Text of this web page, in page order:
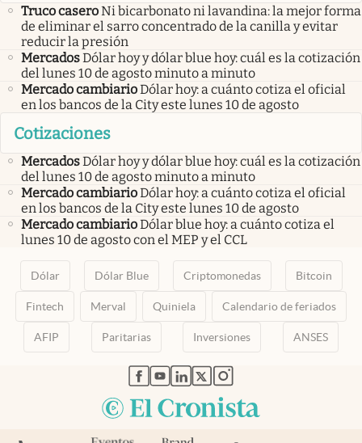
Truco caseroNi bicarbonato ni lavandina: la mejor forma
de eliminar el sarro concentrado de la canilla y evitar
reducir la presión
MercadosDólar hoy y dólar blue hoy: cuál es la cotización
del lunes 10 de agosto minuto a minuto
Mercado cambiarioDólar hoy: a cuánto cotiza el oficial
en los bancos de la City este lunes 10 de agosto
Cotizaciones
MercadosDólar hoy y dólar blue hoy: cuál es la cotización
del lunes 10 de agosto minuto a minuto
Mercado cambiarioDólar hoy: a cuánto cotiza el oficial
en los bancos de la City este lunes 10 de agosto
Mercado cambiarioDólar blue hoy: a cuánto cotiza el
lunes 10 de agosto con el MEP y el CCL
Dólar Dólar Blue Criptomonedas Bitcoin
Fintech Merval Quiniela Calendario de feriados
AFIP Paritarias Inversiones ANSES
abre en nueva pestaña
abre en nueva pestaña
abre en nueva pestaña
abre en nueva pestaña
abre en nueva pestaña